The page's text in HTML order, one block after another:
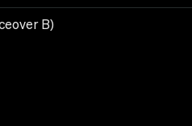
B)